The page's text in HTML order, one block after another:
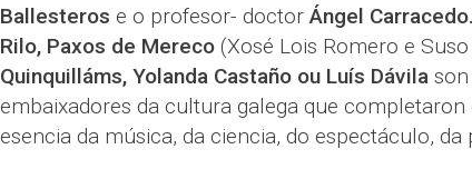
Ballesteros e o profesor- doctorÁngel
Rilo, Paxos de Mereco(Xosé Lois Romero e
Quinquilláms, Yolanda Castaño ou Luís Dávilason
embaixadores da cultura galega que completaron
esencia da música, da ciencia, do espectáculo, da